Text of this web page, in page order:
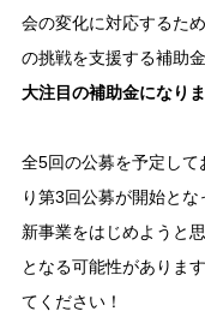
会の変化に対応するた
の挑戦を支援する補助金
大注目の補助金になりま
全5回の公募を予定し
り第3回公募が開始とな
新事業をはじめようと
となる可能性がありま
てください！